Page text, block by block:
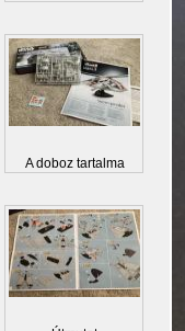
A doboz tartalma